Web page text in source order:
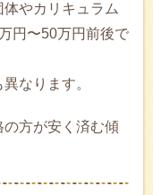
やカリキュラム
円〜50万円前後で
なります。
方が安く済む傾